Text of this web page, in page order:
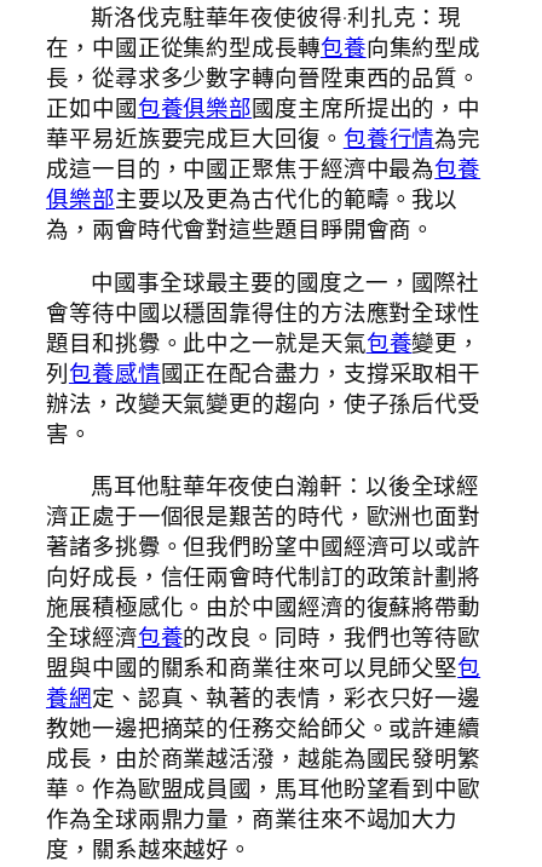
斯洛伐克駐華年夜使彼得·利扎克：現
在，中國正從集約型成長轉包養向集約型成
長，從尋求多少數字轉向晉陞東西的品質。
正如中國包養俱樂部國度主席所提出的，中
華平易近族要完成巨大回復。 包養行情為完
成這一目的，中國正聚焦于經濟中最為包養
俱樂部主要以及更為古代化的範疇。我以
為，兩會時代會對這些題目睜開會商。
中國事全球最主要的國度之一，國際社
會等待中國以穩固靠得住的方法應對全球性
題目和挑釁。此中之一就是天氣包養變更，
列包養感情國正在配合盡力，支撐采取相干
辦法，改變天氣變更的趨向，使子孫后代受
害。
馬耳他駐華年夜使白瀚軒：以後全球經
濟正處于一個很是艱苦的時代，歐洲也面對
著諸多挑釁。但我們盼望中國經濟可以或許
向好成長，信任兩會時代制訂的政策計劃將
施展積極感化。由於中國經濟的復蘇將帶動
全球經濟包養的改良。同時，我們也等待歐
盟與中國的關系和商業往來可以見師父堅包
養網定、認真、執著的表情，彩衣只好一邊
教她一邊把摘菜的任務交給師父。或許連續
成長，由於商業越活潑，越能為國民發明繁
華。作為歐盟成員國，馬耳他盼望看到中歐
作為全球兩鼎力量，商業往來不竭加大力
度，關系越來越好。